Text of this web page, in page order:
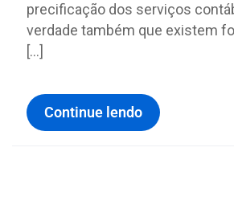
precificação dos serviços
verdade também que existem
[…]
Continue lendo